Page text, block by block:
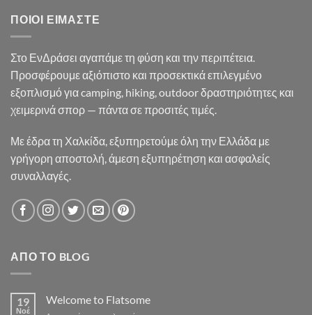
ΠΟΙΟΙ ΕΊΜΑΣΤΕ
Στο ΕνΔράσει αγαπάμε τη φύση και την περιπέτεια.
Προσφέρουμε αξιόπιστο και προσεκτικά επιλεγμένο
εξοπλισμό για camping, hiking, outdoor δραστηριότητες και
χειμερινά σπορ — πάντα σε προσιτές τιμές.
Με έδρα τη Χαλκίδα, εξυπηρετούμε όλη την Ελλάδα με
γρήγορη αποστολή, άμεση εξυπηρέτηση και ασφαλείς
συναλλαγές.
ΑΠΌ ΤΟ BLOG
19
Νοέ
Welcome to Flatsome